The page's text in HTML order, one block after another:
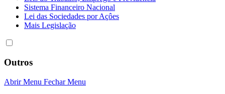
Sistema Financeiro Nacional
Lei das Sociedades por Açôes
Mais Legislação
Outros
Abrir Menu Fechar Menu